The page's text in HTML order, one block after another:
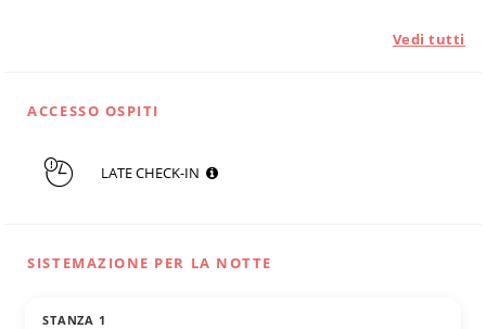
Vedi tutti
ACCESSO OSPITI
LATE CHECK-IN
SISTEMAZIONE PER LA NOTTE
STANZA 1